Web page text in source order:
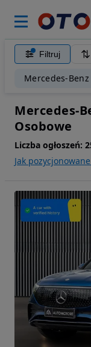
Filtruj
Mercedes-Benz
Mercedes-
Osobowe
Liczba ogłoszeń:
Jak